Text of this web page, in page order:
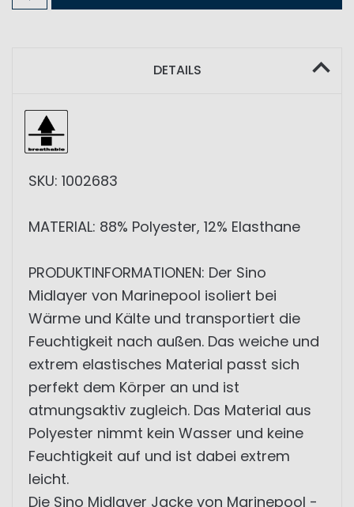
DETAILS
SKU: 1002683
MATERIAL: 88% Polyester, 12% Elasthane
PRODUKTINFORMATIONEN: Der Sino
Midlayer von Marinepool isoliert bei
Wärme und Kälte und transportiert die
Feuchtigkeit nach außen. Das weiche und
extrem elastisches Material passt sich
perfekt dem Körper an und ist
atmungsaktiv zugleich. Das Material aus
Polyester nimmt kein Wasser und keine
Feuchtigkeit auf und ist dabei extrem
leicht.
Die Sino Midlayer Jacke von Marinepool -